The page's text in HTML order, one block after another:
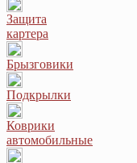
Защита
картера
Брызговики
Подкрылки
Коврики
автомобильные